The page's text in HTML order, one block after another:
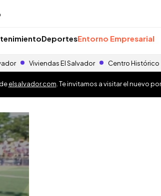
DeportesEntorno Empresarial
Viviendas El Salvador Centro Histórico
elsalvador.com . Te invitamos a visitar el nuevo